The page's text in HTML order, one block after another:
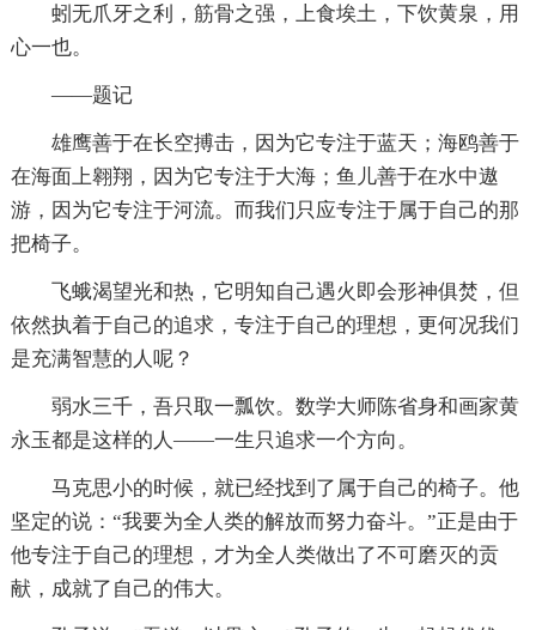
蚓无爪牙之利，筋骨之强，上食埃土，下饮黄泉，用
心一也。
——题记
雄鹰善于在长空搏击，因为它专注于蓝天；海鸥善于
在海面上翱翔，因为它专注于大海；鱼儿善于在水中遨
游，因为它专注于河流。而我们只应专注于属于自己的那
把椅子。
飞蛾渴望光和热，它明知自己遇火即会形神俱焚，但
依然执着于自己的追求，专注于自己的理想，更何况我们
是充满智慧的人呢？
弱水三千，吾只取一瓢饮。数学大师陈省身和画家黄
永玉都是这样的人——一生只追求一个方向。
马克思小的时候，就已经找到了属于自己的椅子。他
坚定的说：“我要为全人类的解放而努力奋斗。”正是由于
他专注于自己的理想，才为全人类做出了不可磨灭的贡
献，成就了自己的伟大。